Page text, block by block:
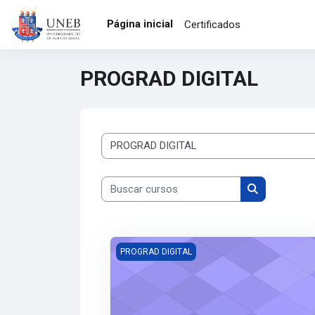
Ir para o conteúdo principal
Página inicial
Certificados
PROGRAD DIGITAL
Categorias de Cursos
Buscar cursos
Buscar cursos
2024.2 - Curso Autoinstrucional de
PROGRAD DIGITAL